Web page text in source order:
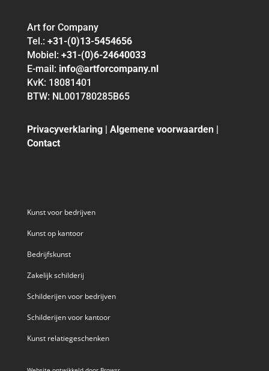
Art for Company
Tel.: +31-(0)13-5454656
Mobiel: +31-(0)6-24640033
E-mail: info@artforcompany.nl
KvK: 18081401
BTW: NL001780285B65
Privacyverklaring| Algemene voorwaarden|
Contact
Kunst voor bedrijven
Kunst op kantoor
Bedrijfskunst
Zakelijk schilderij
Schilderijen voor bedrijven
Schilderijen voor kantoor
Kunst relatiegeschenken